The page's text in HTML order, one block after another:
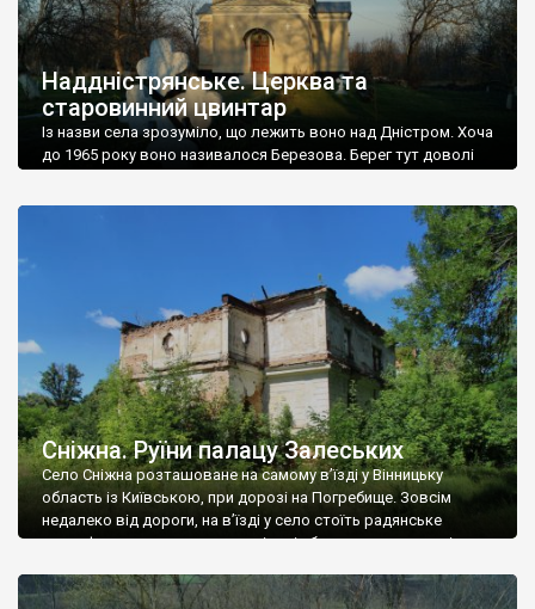
Наддністрянське. Церква та
старовинний цвинтар
Із назви села зрозуміло, що лежить воно над Дністром. Хоча
до 1965 року воно називалося Березова. Берег тут доволі
Наддністрянське відрізняється від більшості навколишніх
сіл. У селі є мурована Михайлівська церква. Точної дати […]
Сніжна. Руїни палацу Залеських
Село Сніжна розташоване на самому в’їзді у Вінницьку
область із Київською, при дорозі на Погребище. Зовсім
недалеко від дороги, на в’їзді у село стоїть радянське
рельєфне пано, яке показує жінку і яблуню, а трохи далі, десь
не видно, але видно дві стареньких колії у траві – […]